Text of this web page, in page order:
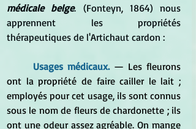
médicale belge. (Fonteyn, 1864) nous
apprennent les propriétés
thérapeutiques de l'Artichaut cardon :
	Usages médicaux.
— Les fleurons
ont la propriété de faire cailler le lait ;
employés pour cet usage, ils sont connus
sous le nom de fleurs de chardonette ; ils
ont une odeur assez agréable. On mange